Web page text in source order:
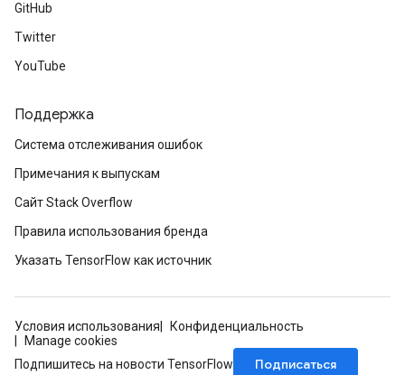
GitHub
Twitter
YouTube
Поддержка
Система отслеживания ошибок
Примечания к выпускам
Сайт Stack Overflow
Правила использования бренда
Указать TensorFlow как источник
Условия использования
Конфиденциальность
Manage cookies
Подпишитесь на новости TensorFlow
Подписаться